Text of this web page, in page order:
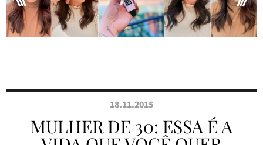
18.11.2015
MULHER DE 30: ESSA É A